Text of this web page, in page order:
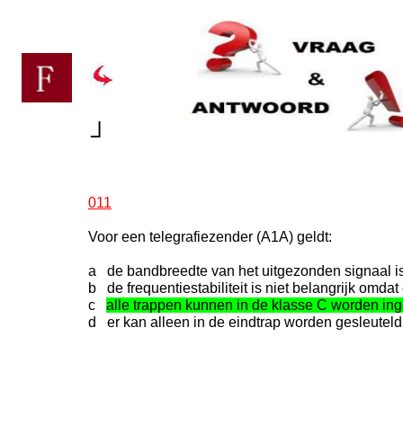
011
Voor een telegrafiezender (A1A) geldt:
a de bandbreedte van het uitgezonden signaal
b de frequentiestabiliteit is niet belangrijk omdat
c alle trappen kunnen in de klasse C worden
d er kan alleen in de eindtrap worden gesleuteld
┘